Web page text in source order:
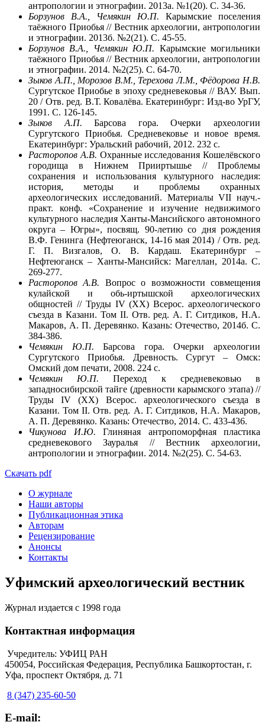
антропологии и этнографии. 2013а. №1(20). C. 34-36.
Борзунов В.А., Чемякин Ю.П. Карымские поселения
таёжного Приобья // Вестник археологии, антропологии
и этнографии. 2013б. №2(21). С. 45-55.
Борзунов В.А., Чемякин Ю.П. Карымские могильники
таёжного Приобья // Вестник археологии, антропологии
и этнографии. 2014. №2(25). С. 64-70.
Зыков А.П., Морозов В.М., Терехова Л.М., Фёдорова Н.В.
Сургутское Приобье в эпоху средневековья // ВАУ. Вып.
20 / Отв. ред. В.Т. Ковалёва. Екатеринбург: Изд-во УрГУ,
1991. С. 126-145.
Зыков А.П. Барсова гора. Очерки археологии
Сургутского Приобья. Средневековье и новое время.
Екатеринбург: Уральский рабочий, 2012. 232 с.
Расторопов А.В. Охранные исследования Кошелёвского
городища в Нижнем Прииртышье // Проблемы
сохранения и использования культурного наследия:
история, методы и проблемы охранных
археологических исследований. Материалы VII науч.-
практ. конф. «Сохранение и изучение недвижимого
культурного наследия Ханты-Мансийского автономного
округа – Югры», посвящ. 90-летию со дня рождения
В.Ф. Генинга (Нефтеюганск, 14-16 мая 2014) / Отв. ред.
Г. П. Визгалов, О. В. Кардаш. Екатеринбург –
Нефтеюганск – Ханты-Мансийск: Магеллан, 2014а. С.
269-277.
Расторопов А.В. Вопрос о возможности совмещения
кулайской и обь-иртышской археологических
общностей // Труды IV (XX) Всерос. археологического
съезда в Казани. Том II. Отв. ред. А. Г. Ситдиков, Н.А.
Макаров, А. П. Деревянко. Казань: Отечество, 2014б. С.
384-386.
Чемякин Ю.П. Барсова гора. Очерки археологии
Сургутского Приобья. Древность. Сургут – Омск:
Омский дом печати, 2008. 224 с.
Чемякин Ю.П.Переход к средневековью в
западносибирской тайге (древности карымского этапа) //
Труды IV (XX) Всерос. археологического съезда в
Казани. Том II. Отв. ред. А. Г. Ситдиков, Н.А. Макаров,
А. П. Деревянко. Казань: Отечество, 2014. С. 433-436.
Чикунова И.Ю. Глиняная антропоморфная пластика
средневекового Зауралья // Вестник археологии,
антропологии и этнографии. 2014. №2(25). С. 54-63.
Скачать pdf
О журнале
Наши авторы
Публикационная этика
Авторам
Рецензирование
Анонсы
Контакты
Уфимский археологический вестник
Журнал издается с 1998 года
Контактная информация
Учредитель: УФИЦ РАН
450054, Российская Федерация, Республика Башкортостан, г.
Уфа, проспект Октября, д. 71
8 (347) 235-60-50
E-mail: